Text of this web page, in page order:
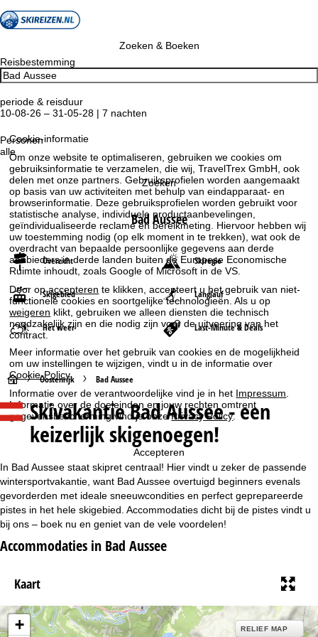
Cookie-informatie
Om onze website te optimaliseren, gebruiken we cookies om
gebruiksinformatie te verzamelen, die wij, TravelTrex GmbH, ook
delen met onze partners. Gebruiksprofielen worden aangemaakt
op basis van uw activiteiten met behulp van eindapparaat- en
browserinformatie. Deze gebruiksprofielen worden gebruikt voor
statistische analyse, individuele productaanbevelingen,
geïndividualiseerde reclame en bereikmeting. Hiervoor hebben wij
uw toestemming nodig (op elk moment in te trekken), wat ook de
overdracht van bepaalde persoonlijke gegevens aan derde
aanbieders in derde landen buiten de Europese Economische
Ruimte inhoudt, zoals Google of Microsoft in de VS.
Door opaccepteren te klikken, accepteert u het gebruik van niet-
functionele cookies en soortgelijke technologieën. Als u op
weigeren klikt, gebruiken we alleen diensten die technisch
noodzakelijk zijn en die nodig zijn voor de uitvoering van het
contract.
Meer informatie over het gebruik van cookies en de mogelijkheid
om uw instellingen te wijzigen, vindt u in de informatie over
Cookie-Policy.
Informatie over de verantwoordelijke vind je in het Impressum
Informatie over de doeleinden en jouw rechten omtrent
gegevensbescherming vind je onzePrivacy Policy.
Accepteren
Zoeken & Boeken
Reisbestemming
periode & reisduur
10-08-26 – 31-05-28 | 7 nachten
Personen
alle
Zoeken
Bad Aussee
Overzicht Skiregio
Skigebied Langlauf
Het weer Last-Minute & Deals
S
t
r
t
p
a
g
i
Oostenrijk Bad Aussee
Skivakantie Bad Aussee - een
keizerlijk skigenoegen!
In Bad Aussee staat skipret centraal! Hier vindt u zeker de passende
wintersportvakantie, want Bad Aussee overtuigd beginners evenals
gevorderden met ideale sneeuwcondities en perfect geprepareerde
pistes in het hele skigebied. Accommodaties dicht bij de pistes vindt u
bij ons – boek nu en geniet van de vele voordelen!
Accommodaties in Bad Aussee
Kaart
+ RELIEF MAP